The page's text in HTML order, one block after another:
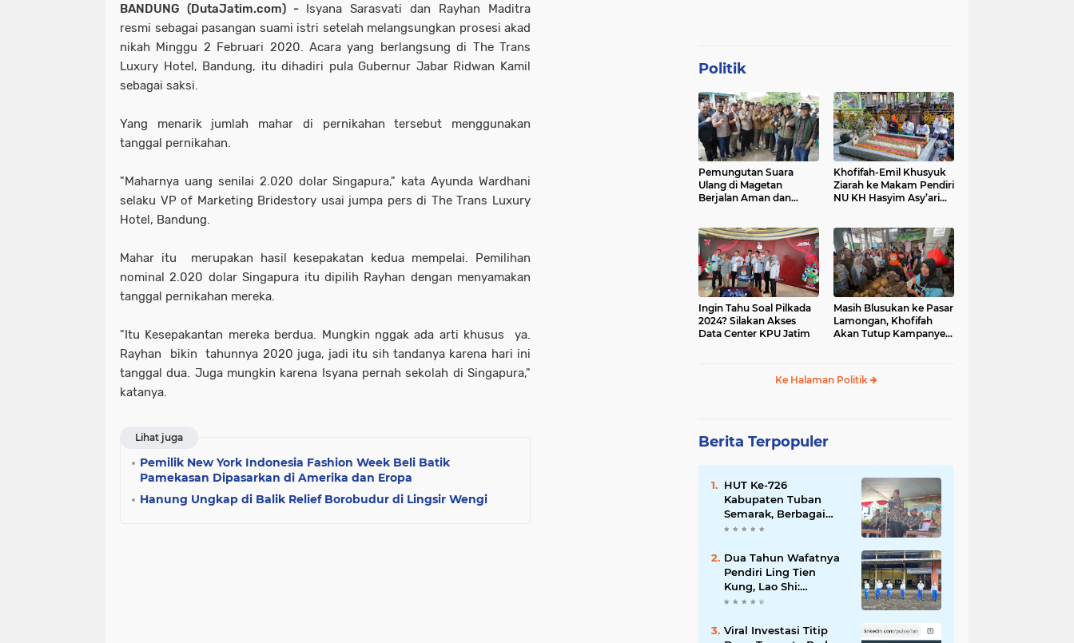
BANDUNG (DutaJatim.com) - Isyana Sarasvati dan Rayhan Maditra
resmi sebagai pasangan suami istri setelah melangsungkan prosesi akad
nikah Minggu 2 Februari 2020. Acara yang berlangsung di The Trans
Luxury Hotel, Bandung, itu dihadiri pula Gubernur Jabar Ridwan Kamil
sebagai saksi.
Yang menarik jumlah mahar di pernikahan tersebut menggunakan
tanggal pernikahan.
"Maharnya uang senilai 2.020 dolar Singapura," kata Ayunda Wardhani
selaku VP of Marketing Bridestory usai jumpa pers di The Trans Luxury
Hotel, Bandung.
Mahar itu merupakan hasil kesepakatan kedua mempelai. Pemilihan
nominal 2.020 dolar Singapura itu dipilih Rayhan dengan menyamakan
tanggal pernikahan mereka.
"Itu Kesepakantan mereka berdua. Mungkin nggak ada arti khusus ya.
Rayhan bikin tahunnya 2020 juga, jadi itu sih tandanya karena hari ini
tanggal dua. Juga mungkin karena Isyana pernah sekolah di Singapura,"
katanya.
Lihat juga
Pemilik New York Indonesia Fashion Week Beli Batik
Pamekasan Dipasarkan di Amerika dan Eropa
Hanung Ungkap di Balik Relief Borobudur di Lingsir Wengi
Politik
Pemungutan Suara
Ulang di Magetan
Berjalan Aman dan
Khofifah-Emil Khusyuk
Ziarah ke Makam Pendiri
NU KH Hasyim Asy’ari
Ingin Tahu Soal Pilkada
2024? Silakan Akses
Data Center KPU Jatim
Masih Blusukan ke Pasar
Lamongan, Khofifah
Akan Tutup Kampanye
Ke Halaman Politik
Berita Terpopuler
HUT Ke-726
Kabupaten Tuban
Semarak, Berbagai
Prestasinya Pun
Dua Tahun Wafatnya
Pendiri Ling Tien
Kung, Lao Shi:
Amanah Harus Kita
Viral Investasi Titip